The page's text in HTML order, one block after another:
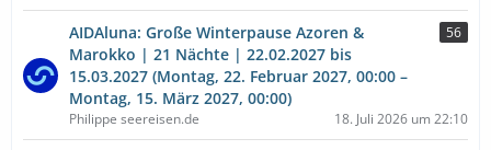
AIDAluna: Große Winterpause Azoren &
Marokko | 21 Nächte | 22.02.2027 bis
15.03.2027 (Montag, 22. Februar 2027, 00:00 –
Montag, 15. März 2027, 00:00)
56
Philippe seereisen.de 18. Juli 2026 um 22:10